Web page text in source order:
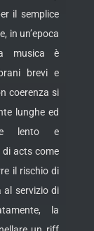
il semplice
in un’epoca
musica è
brevi e
coerenza si
lunghe ed
lento e
di acts come
il rischio di
al servizio di
la